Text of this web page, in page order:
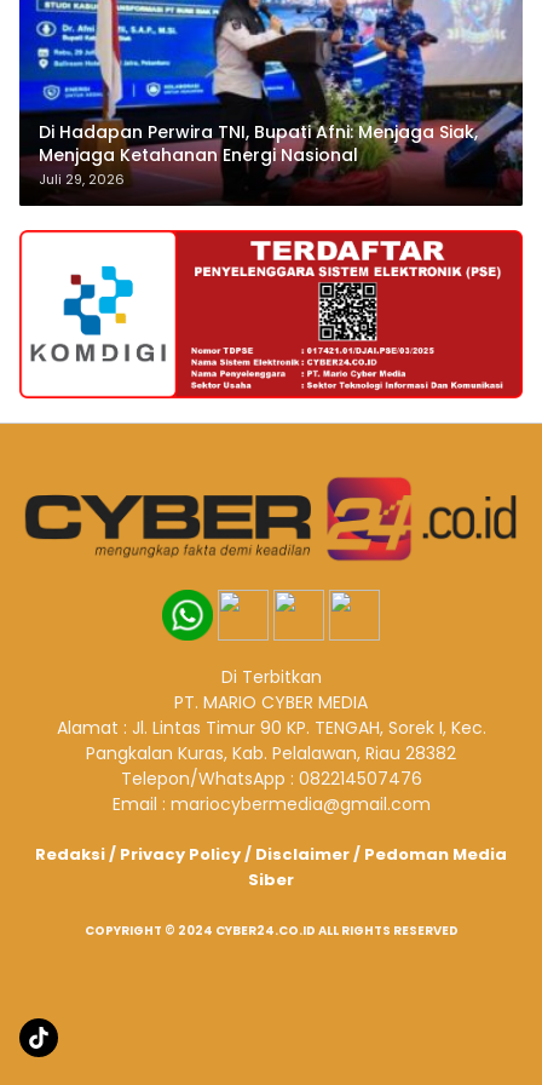
Di Hadapan Perwira TNI, Bupati Afni: Menjaga Siak,
Menjaga Ketahanan Energi Nasional
Juli 29, 2026
Di Terbitkan
PT. MARIO CYBER MEDIA
Alamat : Jl. Lintas Timur 90 KP. TENGAH, Sorek I, Kec.
Pangkalan Kuras, Kab. Pelalawan, Riau 28382
Telepon/WhatsApp : 082214507476
Email : mariocybermedia@gmail.com
Redaksi/ Privacy Policy/ Disclaimer/ Pedoman Media
Siber
COPYRIGHT © 2024 CYBER24.CO.ID ALL RIGHTS RESERVED